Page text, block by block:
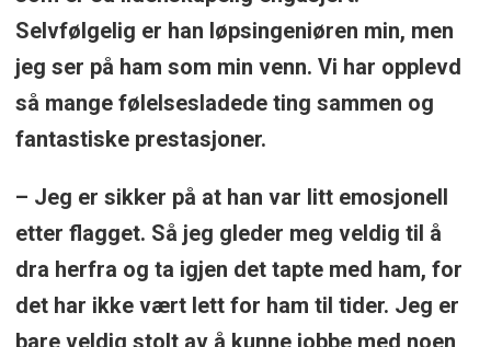
Selvfølgelig er han løpsingeniøren min, men
jeg ser på ham som min venn. Vi har opplevd
så mange følelsesladede ting sammen og
fantastiske prestasjoner.
– Jeg er sikker på at han var litt emosjonell
etter flagget. Så jeg gleder meg veldig til å
dra herfra og ta igjen det tapte med ham, for
det har ikke vært lett for ham til tider. Jeg er
bare veldig stolt av å kunne jobbe med noen